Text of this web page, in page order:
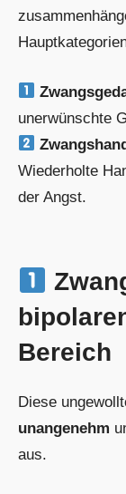
unerwünschte
Wiederholte
der Angst.
Bereich
Diese
unangenehm
aus.